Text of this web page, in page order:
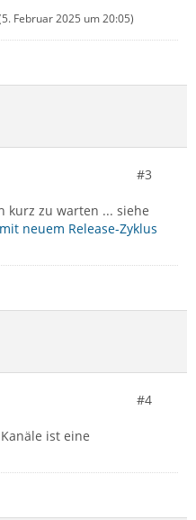
5. Februar 2025 um 20:05)
#3
kurz zu warten ... siehe
neuem Release-Zyklus
#4
ist eine